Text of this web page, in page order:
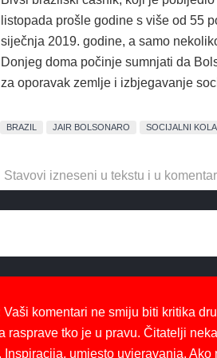
listopada prošle godine s više od 55
siječnja 2019. godine, a samo
Donjeg doma počinje sumnjati da
za oporavak zemlje i izbjegavanje
BRAZIL JAIR BOLSONARO SOCIJALNI
Stavovi izneseni u tekstu i u
Vaši komentari ne smiju biti kritika
rasprave tko je u pravu. Čitatelji
umjesto uvjeravanja.